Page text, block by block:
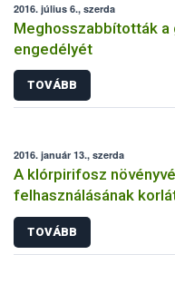
2016. július 6., szerda
Meghosszabbították
engedélyét
TOVÁBB
2016. január 13., szerda
A klórpirifosz
felhasználásának
TOVÁBB